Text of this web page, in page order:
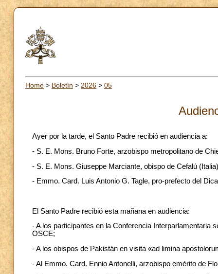
Home > Boletín > 2026 > 05
Ayer por la tarde, el Santo Padre recibió en audiencia a:
- S. E. Mons. Bruno Forte, arzobispo metropolitano de
- S. E. Mons. Giuseppe Marciante, obispo de Cefalú
- Emmo. Card. Luis Antonio G. Tagle, pro-prefecto del
El Santo Padre recibió esta mañana en audiencia:
- A los participantes en la Conferencia Interparlamentaria
OSCE;
- A los obispos de Pakistán en visita «ad limina
- Al Emmo. Card. Ennio Antonelli, arzobispo emérito de